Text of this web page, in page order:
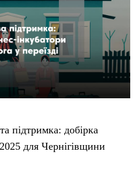
підтримка: добірка
для Чернігівщини